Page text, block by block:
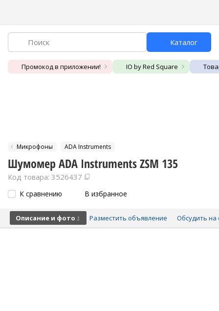
Каталог
Промокод в приложении! IO by Red Square
Микрофоны ADA Instruments
К сравнению В избранное
Шумомер ADA Instruments ZSM 135
Код товара: 3526437
Описание и фото 1 Разместить объявление Обсудить на